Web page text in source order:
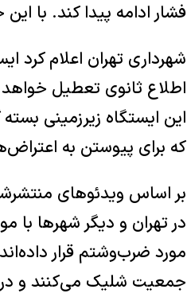
فشار ادامه پیدا کند. با
شهرداری تهران اعلام کرد
اطلاع ثانوی تعطیل
این ایستگاه زیرزمینی
که برای پیوستن به
بر اساس ویدئوهای
در تهران و دیگر شهرها با
مورد ضرب‌وشتم قرار
جمعیت شلیک می‌کنند و در